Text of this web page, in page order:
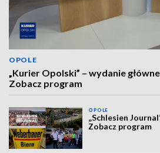
OPOLE
„Kurier Opolski” – wydanie
Zobacz program
OPOLE
„Schlesien
Zobacz program